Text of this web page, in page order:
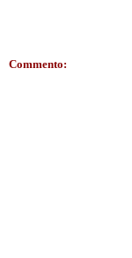
Commento: